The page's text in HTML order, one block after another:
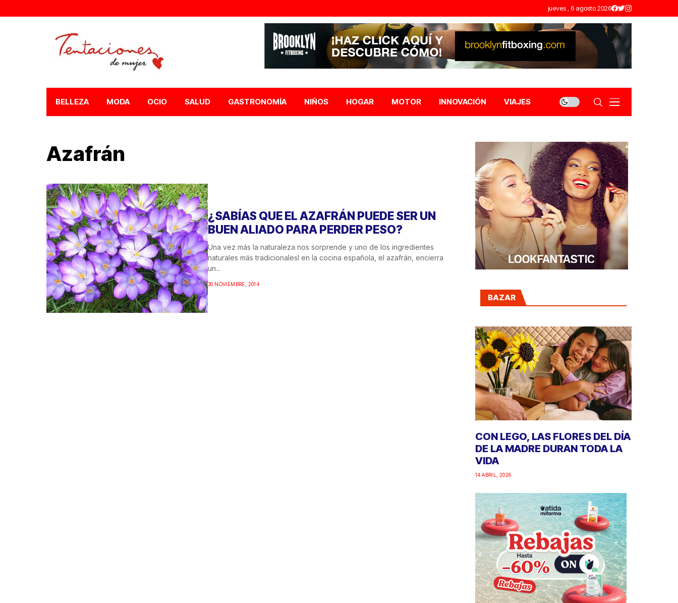
jueves , 6 agosto 2026
BELLEZA MODA OCIO SALUD GASTRONOMÍA NIÑOS HOGAR MOTOR INNOVACIÓN VIAJES
Azafrán
¿SABÍAS QUE EL AZAFRÁN PUEDE SER UN
BUEN ALIADO PARA PERDER PESO?
Una vez más la naturaleza nos sorprende y uno de los ingredientes
naturales más tradicionalesl en la cocina española, el azafrán, encierra
un...
30 NOVIEMBRE, 2014
BAZAR
CON LEGO, LAS FLORES DEL DÍA
DE LA MADRE DURAN TODA LA
VIDA
14 ABRIL, 2026